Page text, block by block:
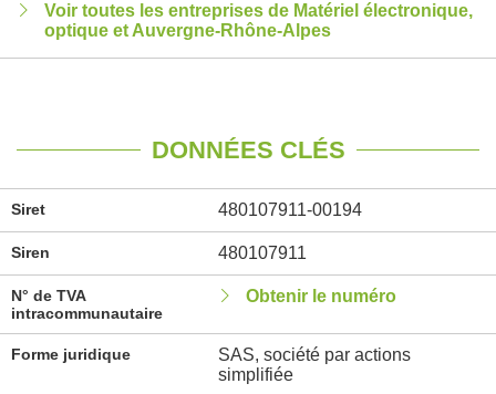
Voir toutes les entreprises de Matériel électronique,
optique et Auvergne-Rhône-Alpes
DONNÉES CLÉS
Siret 480107911-00194
Siren 480107911
N° de TVA
intracommunautaire
Obtenir le numéro
Forme juridique
SAS, société par actions
simplifiée